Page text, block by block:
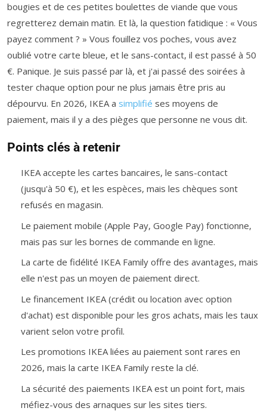
bougies et de ces petites boulettes de viande que vous
regretterez demain matin. Et là, la question fatidique : « Vous
payez comment ? » Vous fouillez vos poches, vous avez
oublié votre carte bleue, et le sans-contact, il est passé à 50
€. Panique. Je suis passé par là, et j'ai passé des soirées à
tester chaque option pour ne plus jamais être pris au
dépourvu. En 2026, IKEA a simplifié ses moyens de
paiement, mais il y a des pièges que personne ne vous dit.
Points clés à retenir
IKEA accepte les cartes bancaires, le sans-contact
(jusqu'à 50 €), et les espèces, mais les chèques sont
refusés en magasin.
Le paiement mobile (Apple Pay, Google Pay) fonctionne,
mais pas sur les bornes de commande en ligne.
La carte de fidélité IKEA Family offre des avantages, mais
elle n'est pas un moyen de paiement direct.
Le financement IKEA (crédit ou location avec option
d'achat) est disponible pour les gros achats, mais les taux
varient selon votre profil.
Les promotions IKEA liées au paiement sont rares en
2026, mais la carte IKEA Family reste la clé.
La sécurité des paiements IKEA est un point fort, mais
méfiez-vous des arnaques sur les sites tiers.